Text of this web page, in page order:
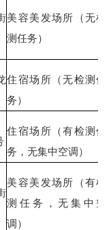
美容美发场所（无检
测任务）
住宿场所（无检测任
务）
住宿场所（有检测任
务，无集中空调）
美容美发场所（有检
测任务，无集中空
调）